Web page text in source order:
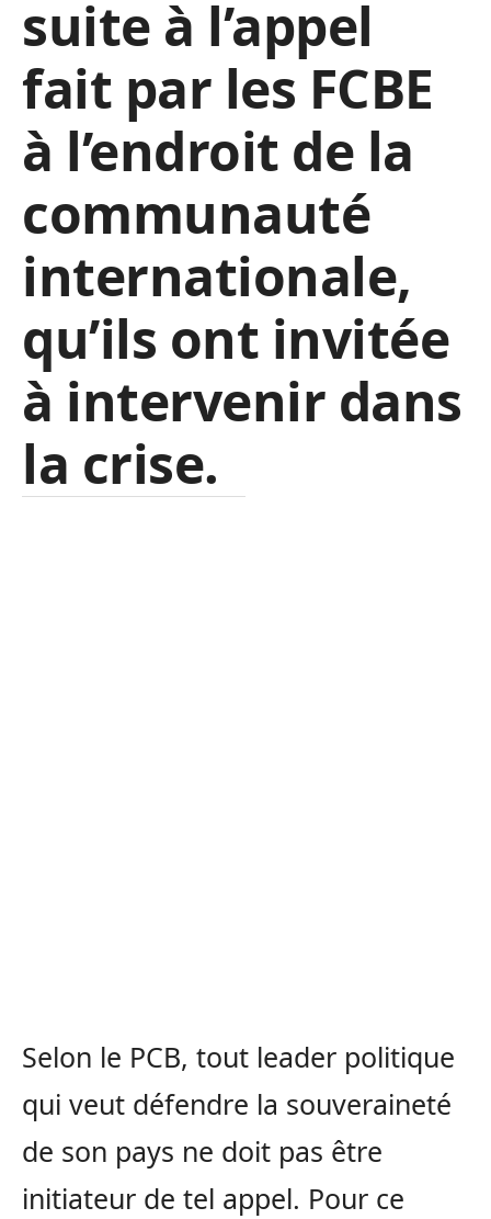
suite à l’appel
fait par les FCBE
à l’endroit de la
communauté
internationale,
qu’ils ont invitée
à intervenir dans
la crise.
Selon le PCB, tout leader politique
qui veut défendre la souveraineté
de son pays ne doit pas être
initiateur de tel appel. Pour ce